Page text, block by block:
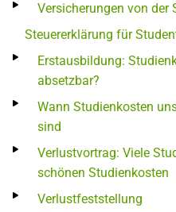
Versicherungen von der
Steuererklärung für
Erstausbildung:
absetzbar?
Wann Studienkosten
sind
Verlustvortrag: Viele
schönen Studienkosten
Verlustfeststellung